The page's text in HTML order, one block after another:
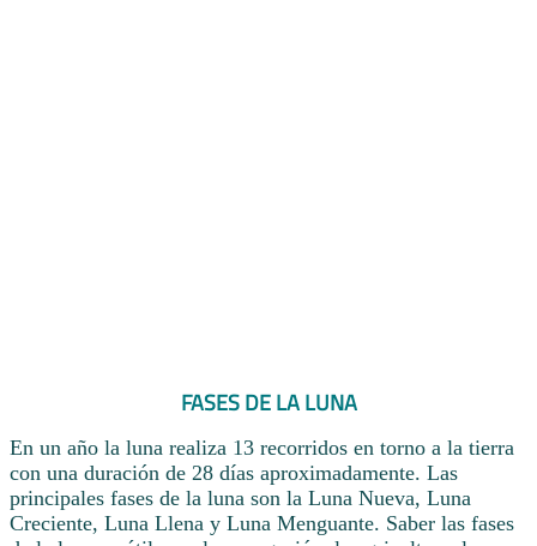
FASES DE LA LUNA
En un año la luna realiza 13 recorridos en torno a la tierra
con una duración de 28 días aproximadamente. Las
principales fases de la luna son la Luna Nueva, Luna
Creciente, Luna Llena y Luna Menguante. Saber las fases